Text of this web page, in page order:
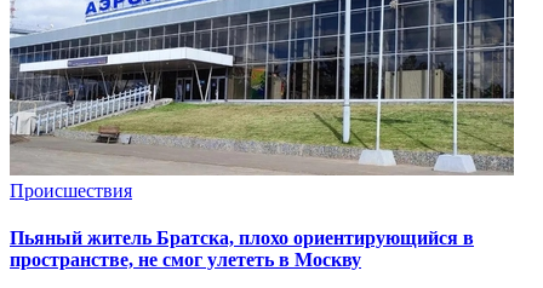
Происшествия
Пьяный житель Братска, плохо ориентирующийся в
пространстве, не смог улететь в Москву